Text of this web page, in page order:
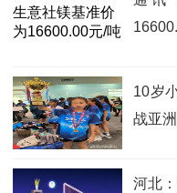
10岁
战亚
河北